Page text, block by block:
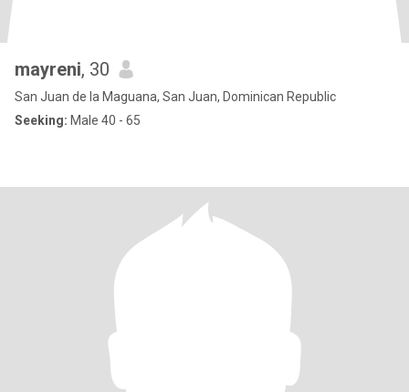
mayreni, 30
San Juan de la Maguana, San Juan, Dominican Republic
Seeking: Male 40 - 65